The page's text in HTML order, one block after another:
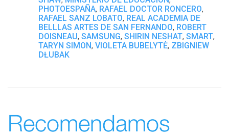
PHOTOESPAÑA, RAFAEL DOCTOR RONCERO,
RAFAEL SANZ LOBATO, REAL ACADEMIA DE
BELLLAS ARTES DE SAN FERNANDO, ROBERT
DOISNEAU, SAMSUNG, SHIRIN NESHAT, SMART,
TARYN SIMON, VIOLETA BUBELYTĖ, ZBIGNIEW
DŁUBAK
Recomendamos